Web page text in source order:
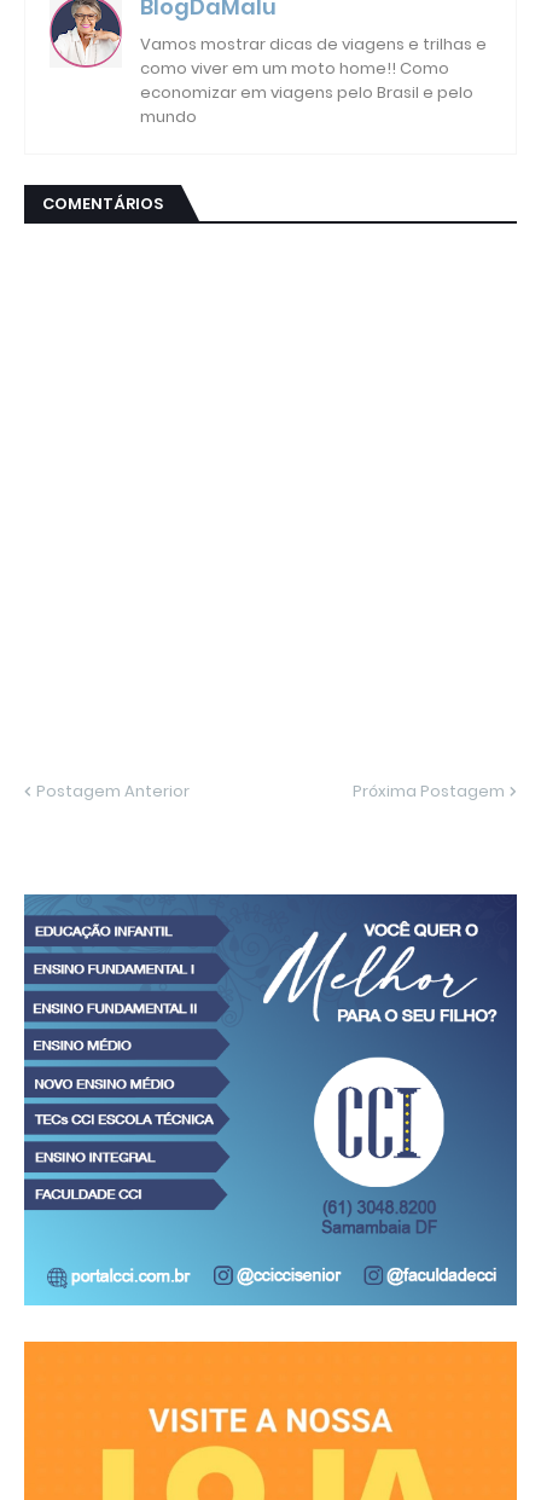
BlogDaMalu
Vamos mostrar dicas de viagens e trilhas e
como viver em um moto home!! Como
economizar em viagens pelo Brasil e pelo
mundo
COMENTÁRIOS
Postagem Anterior Próxima Postagem